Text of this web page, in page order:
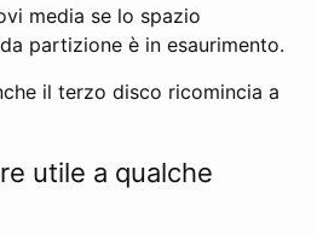
media se lo spazio
partizione è in esaurimento.
il terzo disco ricomincia a
utile a qualche